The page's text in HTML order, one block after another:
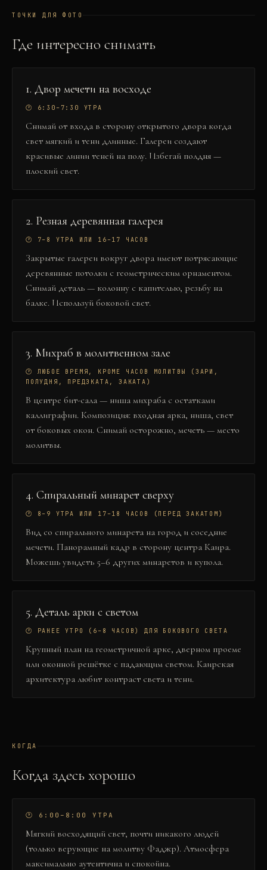
ТОЧКИ ДЛЯ ФОТО
Где интересно снимать
1. Двор мечети на восходе
🕐 6:30–7:30 УТРА
Снимай от входа в сторону открытого двора когда
свет мягкий и тени длинные. Галереи создают
красивые линии теней на полу. Избегай полдня —
плоский свет.
2. Резная деревянная галерея
🕐 7–8 УТРА ИЛИ 16–17 ЧАСОВ
Закрытые галереи вокруг двора имеют потрясающие
деревянные потолки с геометрическим орнаментом.
Снимай деталь — колонну с капителью, резьбу на
балке. Используй боковой свет.
3. Михраб в молитвенном зале
🕐 ЛЮБОЕ ВРЕМЯ, КРОМЕ ЧАСОВ МОЛИТВЫ (ЗАРИ,
ПОЛУДНЯ, ПРЕДЗКАТА, ЗАКАТА)
В центре бит-сала — ниша михраба с остатками
каллиграфии. Композиция: входная арка, ниша, свет
от боковых окон. Снимай осторожно, мечеть — место
молитвы.
4. Спиральный минарет сверху
🕐 8–9 УТРА ИЛИ 17–18 ЧАСОВ (ПЕРЕД ЗАКАТОМ)
Вид со спирального минарета на город и соседние
мечети. Панорамный кадр в сторону центра Каира.
Можешь увидеть 5–6 других минаретов и купола.
5. Деталь арки с светом
🕐 РАНЕЕ УТРО (6–8 ЧАСОВ) ДЛЯ БОКОВОГО СВЕТА
Крупный план на геометричной арке, дверном проеме
или оконной решётке с падающим светом. Каирская
архитектура любит контраст света и тени.
КОГДА
Когда здесь хорошо
🕐 6:00–8:00 УТРА
Мягкий восходящий свет, почти никакого людей
(только верующие на молитву Фаджр). Атмосфера
максимально аутентична и спокойна.